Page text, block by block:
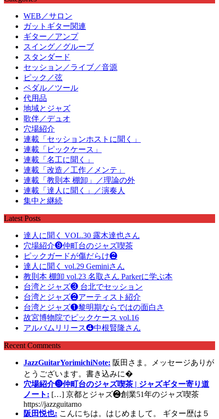
WEB／サロン
ガットギター関連
ギター／アンプ
スイング／グルーブ
スタンダード
セッション／ライブ／音源
ピック／弦
ペダル／ツール
代用品
地域とジャズ
歌伴／デュオ
穴場紹介
連載「セッションホストに聞く」
連載「ピックケース」
連載「名工に聞く」
連載「改造／工作／メンテ」
連載「教則本 棚卸」／理論の外
連載「達人に聞く」／演奏人
集中と継続
Latest Posts
達人に聞く VOL.30 露木達也さん
穴場紹介❾仲町台のジャズ喫茶
ピックガードが傷だらけ❷
達人に聞く vol.29 Geminiさん
教則本 棚卸 vol.23 名取さん Parkerに学ぶ本
台湾とジャズ❸ 台北でセッション
台湾とジャズ❷アーティスト紹介
台湾とジャズ❶黎明期ならではの面白さ
故宮博物院でピックケース vol.16
アルバムリリース❹中根賢隆さん
Recent Comments
JazzGuitarYorimichiNote: 阪田さま。メッセージありが
とうございます。書き込みに�
穴場紹介❾仲町台のジャズ喫茶 | ジャズギター寄り道
ノート: […] 京都とジャズ❷創業51年のジャズ喫茶
https://jazzguitarno
阪田悦也: こんにちは。はじめまして。 ギター歴は５